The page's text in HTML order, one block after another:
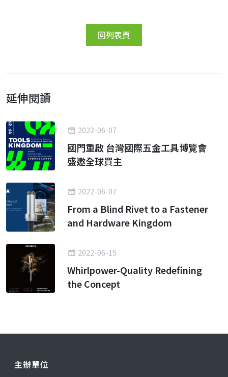
回列表頁
延伸閱讀
2022-06-07
國門重啟 台灣國際五金工具博覽會
盛邀全球買主
2022-06-07
From a Blind Rivet to a Fastener
and Hardware Kingdom
2022-06-15
Whirlpower-Quality Redefining
the Concept
主辦單位